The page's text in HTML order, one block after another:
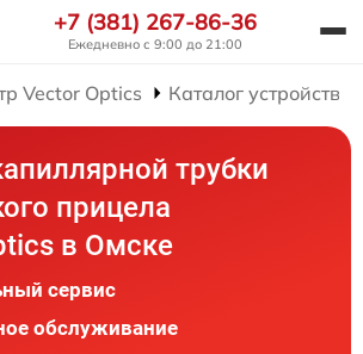
+7 (381) 267-86-36
Ежедневно с 9:00 до 21:00
Vector Optics Каталог устройств
трубки
прицела
в Омске
сервис
обслуживание